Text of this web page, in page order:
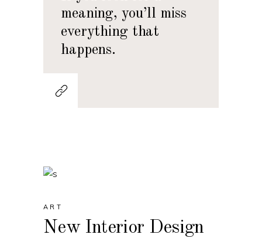
meaning, you’ll miss
everything that
happens.
ART
New Interior Design